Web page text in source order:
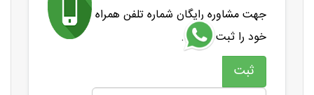
جهت مشاوره رایگان شماره تلفن همراه
خود را ثبت نمایید.